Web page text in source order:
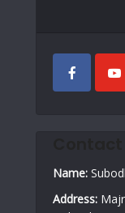
Name:
Address: